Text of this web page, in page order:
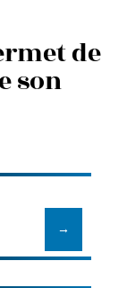
de
son